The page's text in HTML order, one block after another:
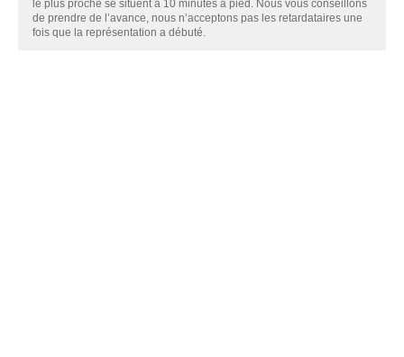
le plus proche se situent à 10 minutes à pied. Nous vous conseillons
de prendre de l’avance, nous n’acceptons pas les retardataires une
fois que la représentation a débuté.